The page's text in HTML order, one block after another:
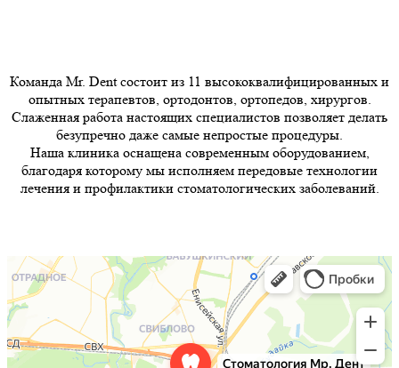
Команда Mr. Dent состоит из 11 высококвалифицированных и
опытных терапевтов, ортодонтов, ортопедов, хирургов.
Слаженная работа настоящих специалистов позволяет делать
безупречно даже самые непростые процедуры.
Наша клиника оснащена современным оборудованием,
благодаря которому мы исполняем передовые технологии
лечения и профилактики стоматологических заболеваний.